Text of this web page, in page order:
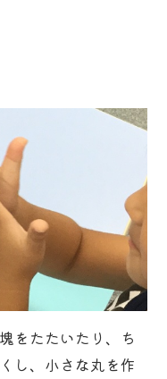
をたたいたり、ち
し、小さな丸を作